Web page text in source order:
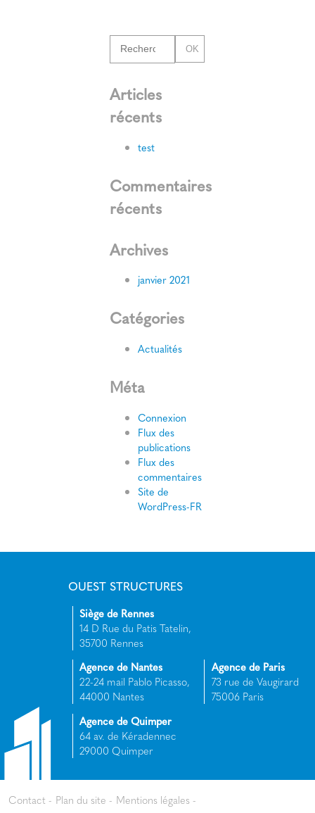
OK
Articles
récents
test
Commentaires
récents
Archives
janvier 2021
Catégories
Actualités
Méta
Connexion
Flux des
publications
Flux des
commentaires
Site de
WordPress-FR
OUEST STRUCTURES
Siège de Rennes
14 D Rue du Patis Tatelin,
35700 Rennes
Agence de Nantes
22-24 mail Pablo Picasso,
44000 Nantes
Agence de Paris
73 rue de Vaugirard
75006 Paris
Agence de Quimper
64 av. de Kéradennec
29000 Quimper
Contact Plan du site Mentions légales